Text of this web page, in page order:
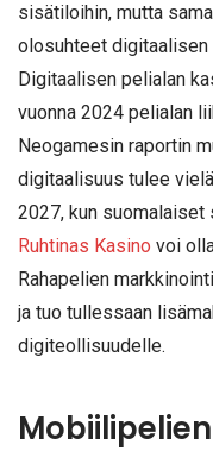
sisätiloihin, mutta
olosuhteet
Digitaalisen pelialan
vuonna 2024 pelialan
Neogamesin raportin
digitaalisuus tulee
2027, kun suomalaiset
Ruhtinas Kasino voi
Rahapelien
ja tuo tullessaan
digiteollisuudelle.